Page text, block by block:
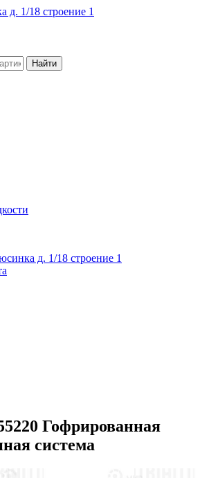
д. 1/18 строение 1
Найти
д. 1/18 строение 1
Гофрированная
система